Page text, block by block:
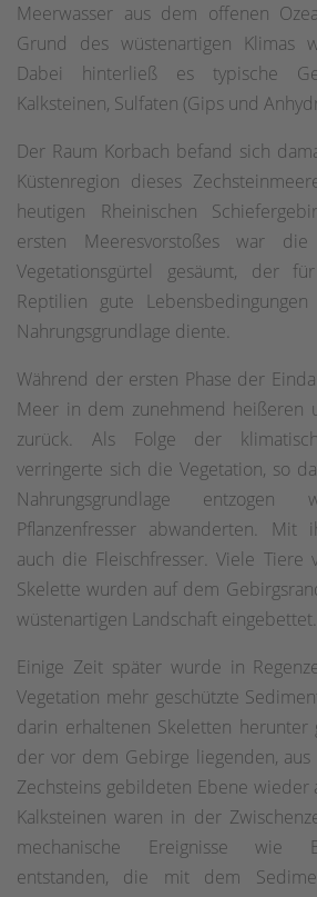
Meerwasser aus dem offenen
Grund des wüstenartigen Klimas
Dabei hinterließ es typische
Kalksteinen, Sulfaten (Gips und
Der Raum Korbach befand sich
Küstenregion dieses
heutigen Rheinischen
ersten Meeresvorstoßes war
Vegetationsgürtel gesäumt, der
Reptilien gute
Nahrungsgrundlage diente.
Während der ersten Phase der
Meer in dem zunehmend heißeren
zurück. Als Folge der
verringerte sich die Vegetation, so
Nahrungsgrundlage
Pflanzenfresser abwanderten. Mit
auch die Fleischfresser. Viele Tiere
Skelette wurden auf dem
wüstenartigen Landschaft eingebettet.
Einige Zeit später wurde in
Vegetation mehr geschützte
darin erhaltenen Skeletten herunter
der vor dem Gebirge liegenden,
Zechsteins gebildeten Ebene wieder
Kalksteinen waren in der
mechanische Ereignisse wie
entstanden, die mit dem